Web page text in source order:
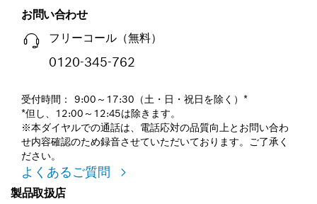
お問い合わせ
フリーコール（無料）
0120-345-762
受付時間： 9:00～17:30（土・日・祝日を除く）*
*但し、12:00～12:45は除きます。
※本ダイヤルでの通話は、電話応対の品質向上とお問い合わ
せ内容確認のため録音させていただいております。ご了承く
ださい。
よくあるご質問
製品取扱店